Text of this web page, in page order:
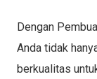
Dengan
Anda tidak
berkualitas